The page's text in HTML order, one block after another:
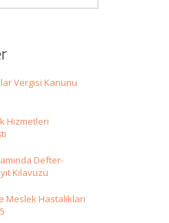
Vergisi Kanunu
Hizmetleri
Defter-
Kılavuzu
Meslek Hastalıkları